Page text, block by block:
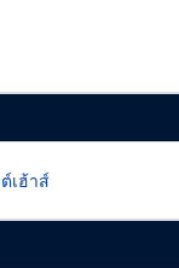
เฮ้าส์